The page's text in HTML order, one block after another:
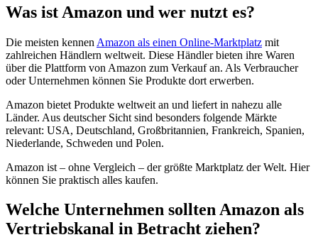
Was ist Amazon und wer nutzt es?
Die meisten kennen Amazon als einen Online-Marktplatz mit
zahlreichen Händlern weltweit. Diese Händler bieten ihre Waren
über die Plattform von Amazon zum Verkauf an. Als Verbraucher
oder Unternehmen können Sie Produkte dort erwerben.
Amazon bietet Produkte weltweit an und liefert in nahezu alle
Länder. Aus deutscher Sicht sind besonders folgende Märkte
relevant: USA, Deutschland, Großbritannien, Frankreich, Spanien,
Niederlande, Schweden und Polen.
Amazon ist – ohne Vergleich – der größte Marktplatz der Welt. Hier
können Sie praktisch alles kaufen.
Welche Unternehmen sollten Amazon als
Vertriebskanal in Betracht ziehen?